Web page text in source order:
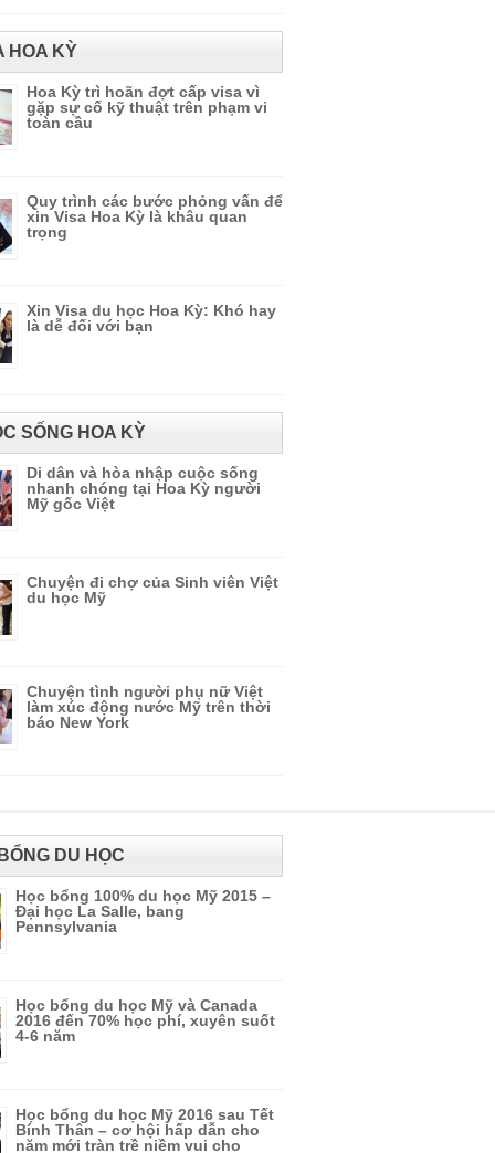
HOA KỲ
Hoa Kỳ trì hoãn đợt cấp visa vì
gặp sự cố kỹ thuật trên phạm vi
toàn cầu
Quy trình các bước phỏng vấn để
xin Visa Hoa Kỳ là khâu quan
trọng
Xin Visa du học Hoa Kỳ: Khó hay
là dễ đối với bạn
SỐNG HOA KỲ
Di dân và hòa nhập cuộc sống
nhanh chóng tại Hoa Kỳ người
Mỹ gốc Việt
Chuyện đi chợ của Sinh viên Việt
du học Mỹ
Chuyện tình người phụ nữ Việt
làm xúc động nước Mỹ trên thời
báo New York
DU HỌC
Học bổng 100% du học Mỹ 2015 –
Đại học La Salle, bang
Pennsylvania
Học bổng du học Mỹ và Canada
2016 đến 70% học phí, xuyên suốt
4-6 năm
Học bổng du học Mỹ 2016 sau Tết
Bính Thân – cơ hội hấp dẫn cho
năm mới tràn trề niềm vui cho